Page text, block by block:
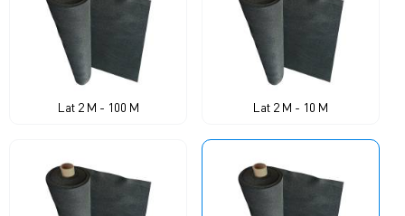
Lat 2 M - 100 M Lat 2 M - 10 M